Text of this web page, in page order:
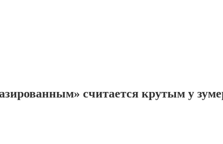
считается крутым у